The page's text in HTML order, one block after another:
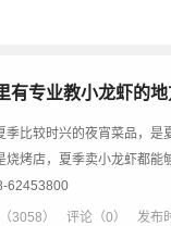
有专业教小龙虾的地
季比较时兴的夜宵菜品，是
烧烤店，夏季卖小龙虾都
62453800
3058） 评论（0） 发布